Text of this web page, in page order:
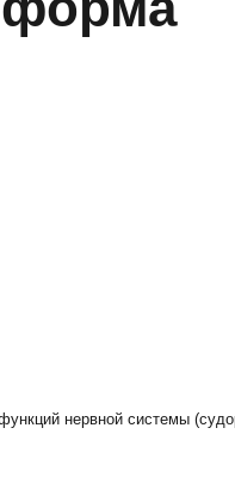
нервной системы